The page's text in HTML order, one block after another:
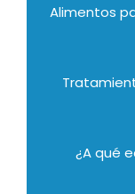
Alimentos
¿A qué